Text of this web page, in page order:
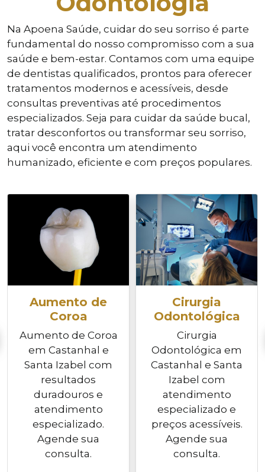
Na Apoena Saúde, cuidar do seu sorriso é parte
fundamental do nosso compromisso com a sua
saúde e bem-estar. Contamos com uma equipe
de dentistas qualificados, prontos para oferecer
tratamentos modernos e acessíveis, desde
consultas preventivas até procedimentos
especializados. Seja para cuidar da saúde bucal,
tratar desconfortos ou transformar seu sorriso,
aqui você encontra um atendimento
humanizado, eficiente e com preços populares.
Aumento de
Coroa
Aumento de Coroa
em Castanhal e
Santa Izabel com
resultados
duradouros e
atendimento
especializado.
Agende sua
consulta.
Cirurgia
Odontológica
Cirurgia
Odontológica em
Castanhal e Santa
Izabel com
atendimento
especializado e
preços acessíveis.
Agende sua
consulta.